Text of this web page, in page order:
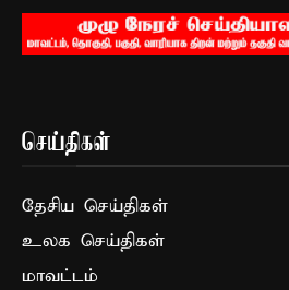
செய்திகள்
தேசிய செய்திகள்
உலக செய்திகள்
மாவட்டம்